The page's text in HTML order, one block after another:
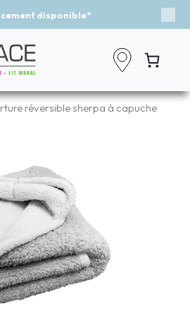
réversible sherpa à capuche